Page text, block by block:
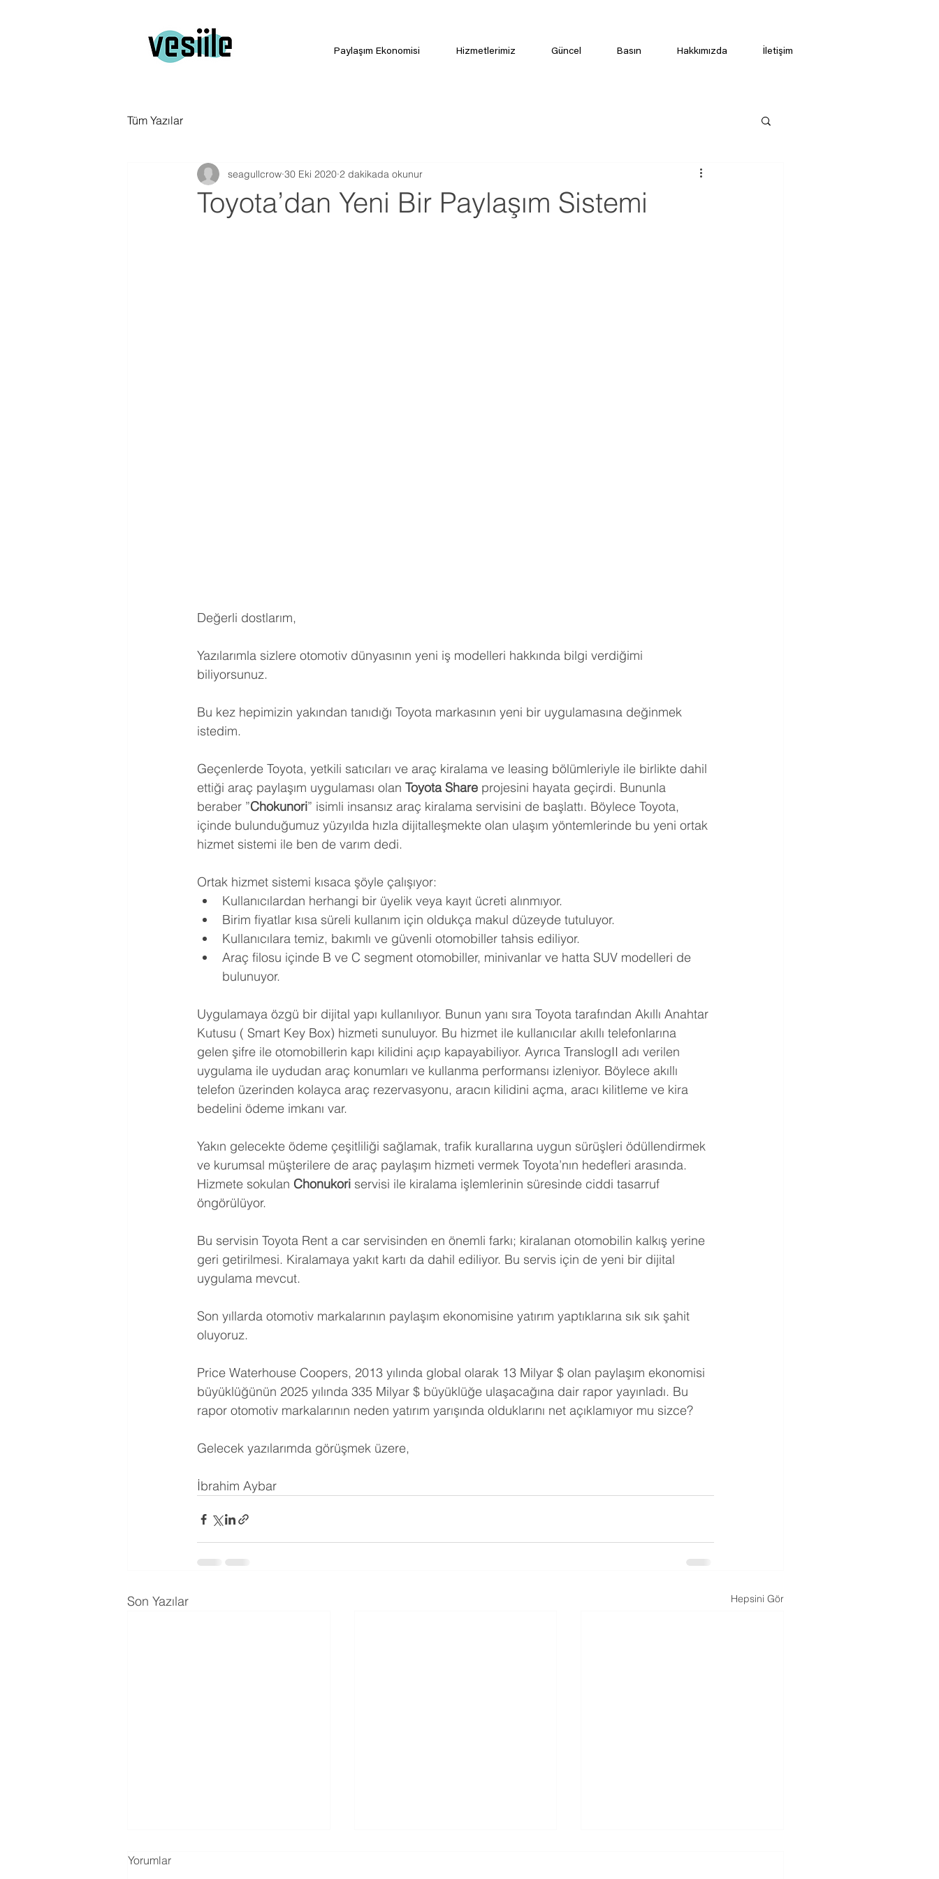
Paylaşım Ekonomisi Hizmetlerimiz Güncel Basın Hakkımızda İletişim
Tüm Yazılar
Toyota’dan Yeni Bir Paylaşım Sistemi
seagullcrow 30 Eki 2020 2 dakikada okunur
Değerli dostlarım,
Yazılarımla sizlere otomotiv dünyasının yeni iş modelleri hakkında bilgi verdiğimi
biliyorsunuz.
Bu kez hepimizin yakından tanıdığı Toyota markasının yeni bir uygulamasına değinmek
istedim.
Geçenlerde Toyota, yetkili satıcıları ve araç kiralama ve leasing bölümleriyle ile birlikte dahil
ettiği araç paylaşım uygulaması olan Toyota Share projesini hayata geçirdi. Bununla
beraber ”Chokunori” isimli insansız araç kiralama servisini de başlattı. Böylece Toyota,
içinde bulunduğumuz yüzyılda hızla dijitalleşmekte olan ulaşım yöntemlerinde bu yeni ortak
hizmet sistemi ile ben de varım dedi.
Ortak hizmet sistemi kısaca şöyle çalışıyor:
Kullanıcılardan herhangi bir üyelik veya kayıt ücreti alınmıyor.
Birim fiyatlar kısa süreli kullanım için oldukça makul düzeyde tutuluyor.
Kullanıcılara temiz, bakımlı ve güvenli otomobiller tahsis ediliyor.
Araç filosu içinde B ve C segment otomobiller, minivanlar ve hatta SUV modelleri de
bulunuyor.
Uygulamaya özgü bir dijital yapı kullanılıyor. Bunun yanı sıra Toyota tarafından Akıllı Anahtar
Kutusu ( Smart Key Box) hizmeti sunuluyor. Bu hizmet ile kullanıcılar akıllı telefonlarına
gelen şifre ile otomobillerin kapı kilidini açıp kapayabiliyor. Ayrıca TranslogII adı verilen
uygulama ile uydudan araç konumları ve kullanma performansı izleniyor. Böylece akıllı
telefon üzerinden kolayca araç rezervasyonu, aracın kilidini açma, aracı kilitleme ve kira
bedelini ödeme imkanı var.
Yakın gelecekte ödeme çeşitliliği sağlamak, trafik kurallarına uygun sürüşleri ödüllendirmek
ve kurumsal müşterilere de araç paylaşım hizmeti vermek Toyota’nın hedefleri arasında.
Hizmete sokulan Chonukori servisi ile kiralama işlemlerinin süresinde ciddi tasarruf
öngörülüyor.
Bu servisin Toyota Rent a car servisinden en önemli farkı; kiralanan otomobilin kalkış yerine
geri getirilmesi. Kiralamaya yakıt kartı da dahil ediliyor. Bu servis için de yeni bir dijital
uygulama mevcut.
Son yıllarda otomotiv markalarının paylaşım ekonomisine yatırım yaptıklarına sık sık şahit
oluyoruz.
Price Waterhouse Coopers, 2013 yılında global olarak 13 Milyar $ olan paylaşım ekonomisi
büyüklüğünün 2025 yılında 335 Milyar $ büyüklüğe ulaşacağına dair rapor yayınladı. Bu
rapor otomotiv markalarının neden yatırım yarışında olduklarını net açıklamıyor mu sizce?
Gelecek yazılarımda görüşmek üzere,
İbrahim Aybar
Son Yazılar Hepsini Gör
Yorumlar